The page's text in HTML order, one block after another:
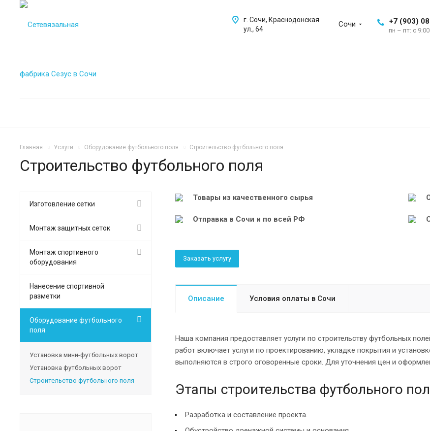
Сочи +7 (903)
пн – пт: с
г. Сочи, Краснодонская
ул., 64
Главная Услуги Оборудование футбольного поля Строительство футбольного поля
Строительство футбольного поля
Товары из качественного сырья
Отправка в Сочи и по всей РФ
Заказать услугу
Описание Условия оплаты в Сочи
Наша компания предоставляет услуги по строительству футбольных
работ включает услуги по проектированию, укладке покрытия и
выполняются в строго оговоренные сроки. Для уточнения цен и
Этапы строительства футбольного
Разработка и составление проекта.
Изготовление сетки
Монтаж защитных сеток
Монтаж спортивного
оборудования
Нанесение спортивной
разметки
Оборудование футбольного
поля
Установка мини-футбольных ворот
Установка футбольных ворот
Строительство футбольного поля